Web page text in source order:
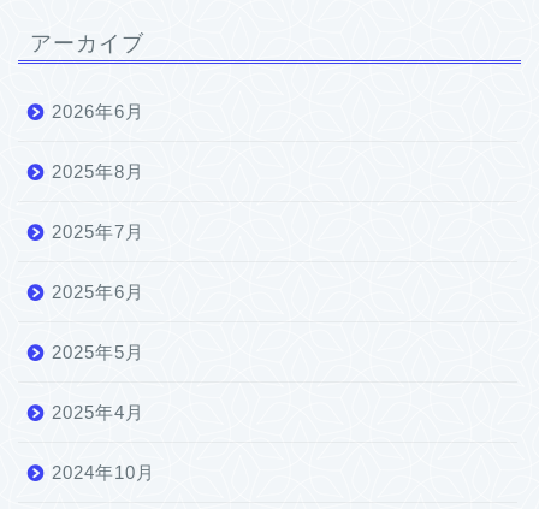
アーカイブ
2026年6月
2025年8月
2025年7月
2025年6月
2025年5月
2025年4月
2024年10月